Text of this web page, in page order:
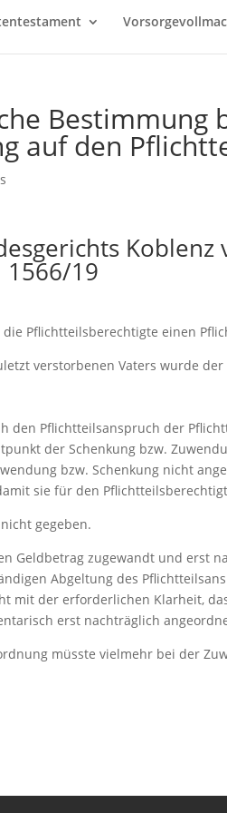
Bestimmung
auf den
Koblenz
1566/19
Pflichtteilsberechtigte einen
verstorbenen Vaters wurde
den Pflichtteilsanspruch der
der Schenkung bzw.
bzw. Schenkung nicht
sie für den
gegeben.
Geldbetrag zugewandt und erst
Abgeltung des
mit der erforderlichen Klarheit,
erst nachträglich
müsste vielmehr bei der